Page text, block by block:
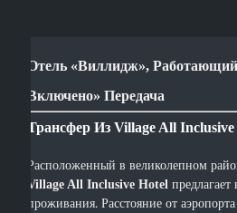
Отель «Виллидж»,
Включено» Передача
Трансфер Из Village All
Расположенный в великолепном
Village All Inclusive Hotel
проживания. Расстояние от